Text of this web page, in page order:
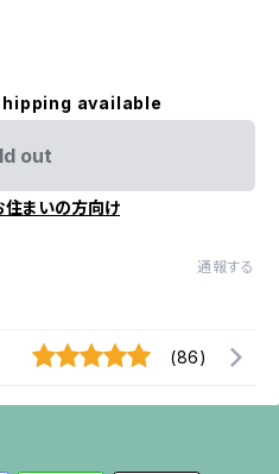
available
out
住まいの方向け
通報する
(86)